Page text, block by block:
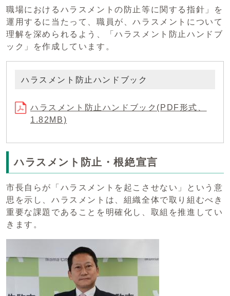
職場におけるハラスメントの防止等に関する指針」を
運用するに当たって、職員が、ハラスメントについて
理解を深められるよう、「ハラスメント防止ハンドブ
ック」を作成しています。
ハラスメント防止ハンドブック
ハラスメント防止ハンドブック(PDF形式、
1.82MB)
ハラスメント防止・根絶宣言
市長自らが「ハラスメントを起こさせない」という意
思を示し、ハラスメントは、組織全体で取り組むべき
重要な課題であることを明確化し、取組を推進してい
きます。